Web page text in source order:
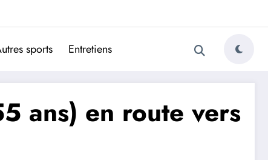
sports Entretiens
ans) en route vers